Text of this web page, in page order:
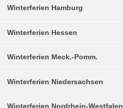
Winterferien Hamburg
Winterferien Hessen
Winterferien Meck.-Pomm.
Winterferien Niedersachsen
Winterferien Nordrhein-Westfalen